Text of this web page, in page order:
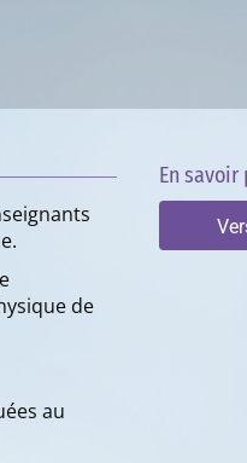
de
au
En savoir